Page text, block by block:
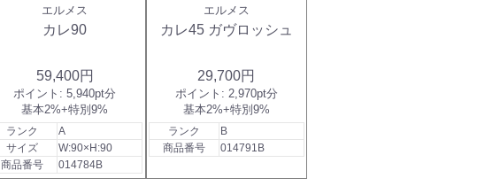
エルメス
カレ90
59,400円
ポイント:5,940pt分
基本2%+特別9%
ランク
A
サイズ
W:90×H:90
商品番号
014784B
エルメス
カレ45 ガヴロッシュ
29,700円
ポイント: 2,970pt分
基本2%+特別9%
ランク
B
商品番号
014791B